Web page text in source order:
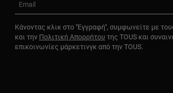
Email
Κάνοντας κλικ στο "Εγγραφή", συμφωνείτε με
και την Πολιτική Απορρήτου της TOUS και
επικοινωνίες μάρκετινγκ από την TOUS.